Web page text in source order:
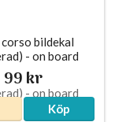
corso bildekal
- on board
99 kr
Köp